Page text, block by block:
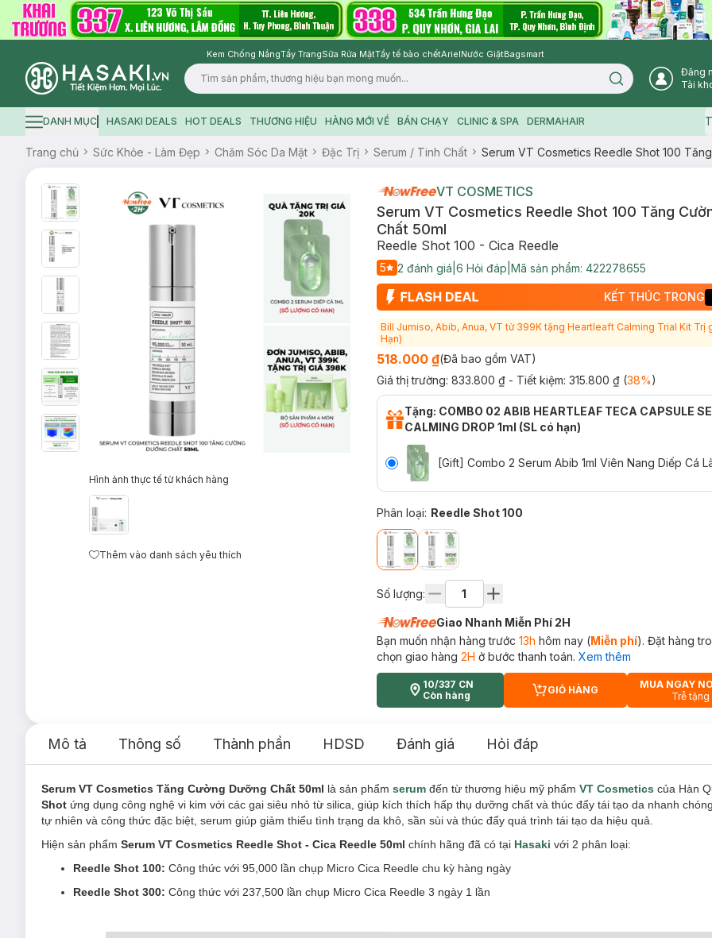
Kem Chống NắngTẩy TrangSữa Rửa MặtTẩy tế bào chếtArielNước GiặtBagsmart
Logo
Search icon
Đăng
Tài
Hamburger icon
DANH MỤC HASAKI DEALS HOT DEALS THƯƠNG HIỆU HÀNG MỚI VỀ BÁN CHẠY CLINIC & SPA DERMAHAIR
Trang chủ Sức Khỏe - Làm Đẹp Chăm Sóc Da Mặt Đặc Trị Serum / Tinh Chất Serum VT Cosmetics Reedle Shot 100
Hình ảnh thực tế từ khách hàng
Thêm vào danh sách yêu thích
VT COSMETICS
Serum VT Cosmetics Reedle Shot 100 Tăng
Chất 50ml
Reedle Shot 100 - Cica Reedle
5 2 đánh giá 6 Hỏi đáp Mã sản phẩm: 422278655
KẾT THÚC TRONG
Bill Jumiso, Abib, Anua, VT từ 399K tặng Heartleaft Calming Trial Kit Trị
Hạn)
518.000 ₫(Đã bao gồm VAT)
Giá thị trường: 833.800 ₫ - Tiết kiệm: 315.800 ₫(38%)
Tặng: COMBO 02 ABIB HEARTLEAF TECA CAPSULE
CALMING DROP 1ml (SL có hạn)
[Gift] Combo 2 Serum Abib 1ml Viên Nang Diếp Cá
Phân loại: Reedle Shot 100
Số lượng:
Giao Nhanh Miễn Phí 2H
Bạn muốn nhận hàng trước 13h hôm nay (Miễn phí). Đặt hàng
chọn giao hàng 2H ở bước thanh toán. Xem thêm
10/337 CN
Còn hàng
CART PLUS ICON
GIỎ HÀNG
MUA NGAY
Trễ tặng
Mô tả Thông số Thành phần HDSD Đánh giá Hỏi đáp
Serum VT Cosmetics Tăng Cường Dưỡng Chất 50ml là sản phẩm serum đến từ thương hiệu mỹ phẩm VT Cosmetics của Hàn
Shot ứng dụng công nghệ vi kim với các gai siêu nhỏ từ silica, giúp kích thích hấp thụ dưỡng chất và thúc đẩy tái tạo da nhanh
tự nhiên và công thức đặc biệt, serum giúp giảm thiểu tình trạng da khô, sần sùi và thúc đẩy quá trình tái tạo da hiệu quả.
Hiện sản phẩm Serum VT Cosmetics Reedle Shot - Cica Reedle 50ml chính hãng đã có tại Hasaki với 2 phân loại:
Reedle Shot 100: Công thức với 95,000 lần chụp Micro Cica Reedle chu kỳ hàng ngày
Reedle Shot 300: Công thức với 237,500 lần chụp Micro Cica Reedle 3 ngày 1 lần